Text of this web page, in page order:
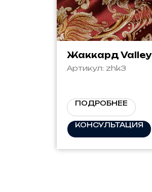
Жаккард Valley
Артикул: zhk3
ПОДРОБНЕЕ
КОНСУЛЬТАЦИЯ